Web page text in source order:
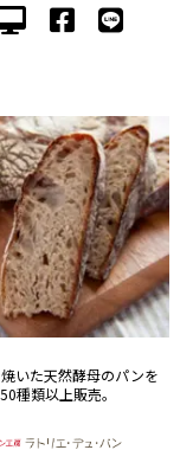
いた天然酵母のパンを
50種類以上販売。